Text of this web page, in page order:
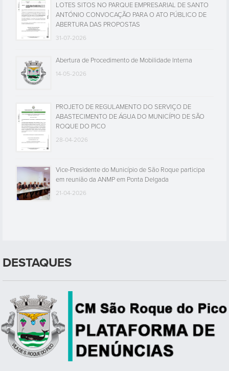
LOTES SITOS NO PARQUE EMPRESARIAL DE SANTO
ANTÓNIO CONVOCAÇÃO PARA O ATO PÚBLICO DE
ABERTURA DAS PROPOSTAS
31-07-2026
Abertura de Procedimento de Mobilidade Interna
14-05-2026
PROJETO DE REGULAMENTO DO SERVIÇO DE
ABASTECIMENTO DE ÁGUA DO MUNICÍPIO DE SÃO
ROQUE DO PICO
28-04-2026
Vice-Presidente do Município de São Roque participa
em reunião da ANMP em Ponta Delgada
21-04-2026
DESTAQUES